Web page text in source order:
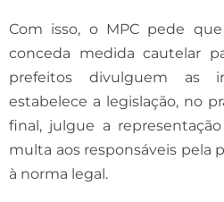
Com isso, o MPC pede
conceda medida cautelar
prefeitos divulguem as
estabelece a legislação, no
final, julgue a
multa aos responsáveis pela
à norma legal.